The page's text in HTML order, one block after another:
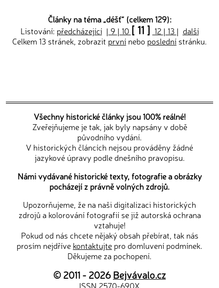
Články na téma „déšť“ (celkem 129):
Listování: předcházející| 9 | 10 [ 11 ] 12 | 13 | další
Celkem 13 stránek, zobrazit první nebo poslední stránku.
Všechny historické články jsou 100% reálné!
Zveřejňujeme je tak, jak byly napsány v době
původního vydání.
V historických článcích nejsou prováděny žádné
jazykové úpravy podle dnešního pravopisu.
Námi vydávané historické texty, fotografie a obrázky
pocházejí z právně volných zdrojů.
Upozorňujeme, že na naši digitalizaci historických
zdrojů a kolorování fotografií se již autorská ochrana
vztahuje!
Pokud od nás chcete nějaký obsah přebírat, tak nás
prosím nejdříve kontaktujte pro domluvení podmínek.
Děkujeme za pochopení.
© 2011 - 2026Bejvávalo.cz
ISSN 2570-690X